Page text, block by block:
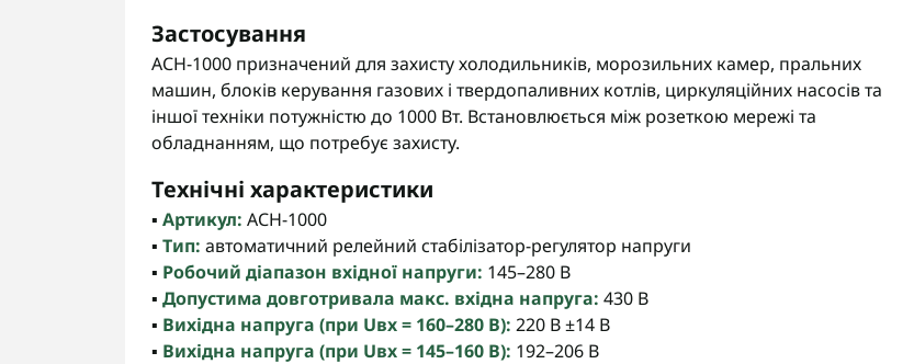
Застосування
АСН-1000 призначений для захисту холодильників, морозильних камер, пральних
машин, блоків керування газових і твердопаливних котлів, циркуляційних насосів та
іншої техніки потужністю до 1000 Вт. Встановлюється між розеткою мережі та
обладнанням, що потребує захисту.
Технічні характеристики
▪️ Артикул: АСН-1000
▪️ Тип: автоматичний релейний стабілізатор-регулятор напруги
▪️ Робочий діапазон вхідної напруги: 145–280 В
▪️ Допустима довготривала макс. вхідна напруга: 430 В
▪️ Вихідна напруга (при Uвх = 160–280 В): 220 В ±14 В
▪️ Вихідна напруга (при Uвх = 145–160 В): 192–206 В